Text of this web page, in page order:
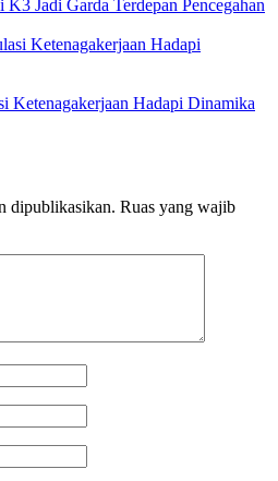
Jadi Garda Terdepan Pencegahan
Ketenagakerjaan Hadapi Dinamika
dipublikasikan. Ruas yang wajib